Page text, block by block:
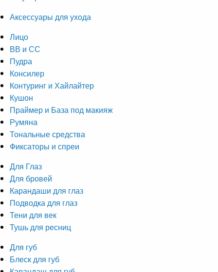
Аксессуары для ухода
Лицо
ВВ и СС
Пудра
Консилер
Контуринг и Хайлайтер
Кушон
Праймер и База под макияж
Румяна
Тональные средства
Фиксаторы и спреи
Для Глаз
Для бровей
Карандаши для глаз
Подводка для глаз
Тени для век
Тушь для ресниц
Для губ
Блеск для губ